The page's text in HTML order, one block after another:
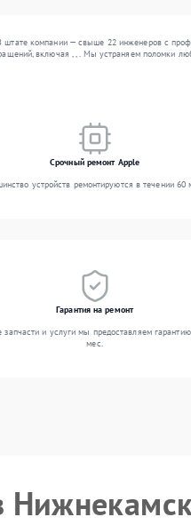
компании — свыше 22 инженеров с
включая , , . Мы устраняем поломки
Срочный ремонт Apple
устройств ремонтируются в течении 60
Гарантия на ремонт
запчасти и услуги мы предоставляем
мес.